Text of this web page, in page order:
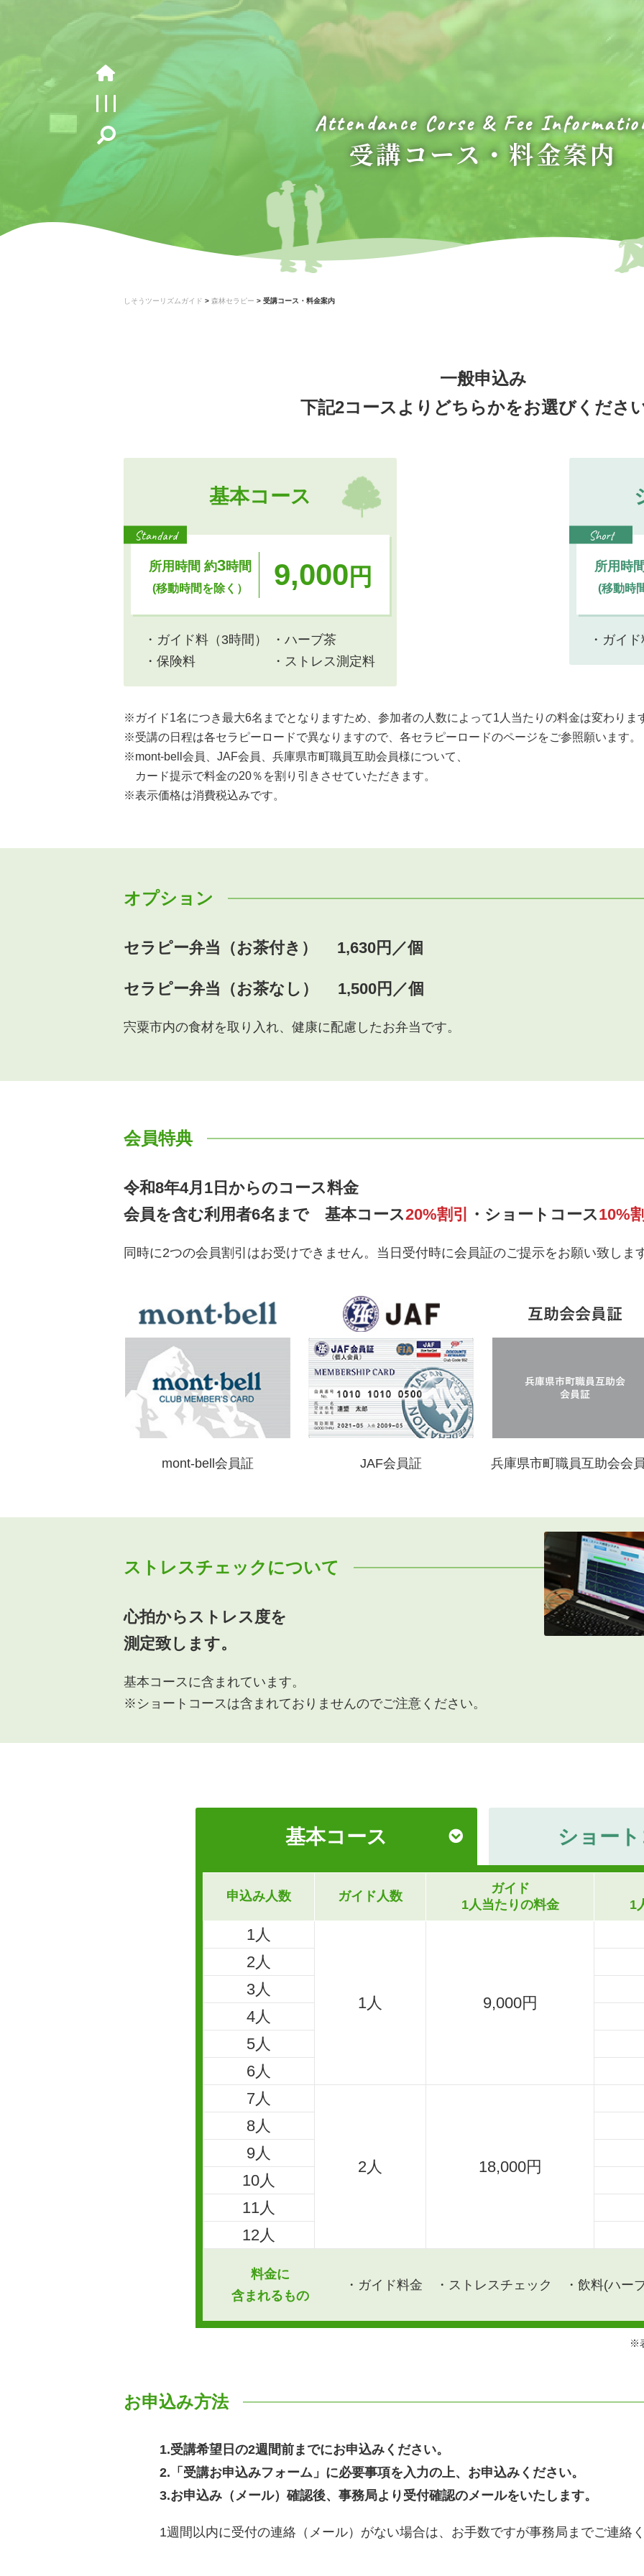
Attendance Corse & Fee
受講コース・ 料金案内
しそうツーリズムガイド > 森林セラピー > 受講コース・料金案内
一般申込み
下記2コースより どちらかをお選びくださ
基本コース
Standard
所用時間 約3時間
(移動時間を除く） 9,000 円
・ガイド料（3時間）
・ハーブ茶
・保険料
・ストレス測定料
Short
所用時
(移動時
・ガイ
※ ガイド1名につき最大6名までとなりますため、参加者の人数によって1人当たりの料金は変わりま
※受講の日程は各セラピーロードで異なりますので、各セラピーロードのページをご参照願います。
※mont-bell会員、JAF会員、兵庫県市町職員互助会員様について、
カード提示で料金の20％を割り引きさせていただきます。
※表示価格は消費税込みです。
オプション
セラピー弁当（お茶付き） 1,630円／個
セラピー弁当（お茶なし） 1,500円／個
宍粟市内の食材を取り入れ、健康に配慮したお弁当です。
会員特典
令和8年4月1日からのコース料金
会員を含む利用者6名まで 基本コース20%割引 ・ショートコース10%
同時に2つの会員割引はお受けできません。当日受付時に会員証のご提示をお願い致しま
mont-bell会員証 JAF会員証 兵庫県市町職員互助会会
ストレスチェックについて
心拍からストレス度を
測定致します。
基本コースに含まれています。
※ショートコースは含まれておりませんのでご注意ください。
基本コース ショー
申込み人数 ガイド人数
ガイド
1人当たりの料金 1
1人
1人 9,000円
2人
3人
4人
5人
6人
7人
2人 18,000円
8人
9人
10人
11人
12人
料金に
含まれるもの
・ガイド料金 ・ストレスチェック ・飲料(ハー
※
お申込み方法
1.
受講希望日の2週間前までにお申込みください。
2.
「受講お申込みフォーム」に必要事項を入力の上、お申込みください。
3.
お申込み（メール）確認後、事務局より受付確認のメールをいたします。
1週間以内に受付の連絡（メール）がない場合は、お手数ですが事務局までご連絡